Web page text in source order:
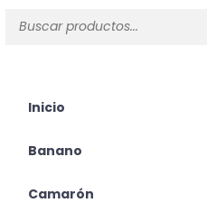
Inicio
Banano
Camarón